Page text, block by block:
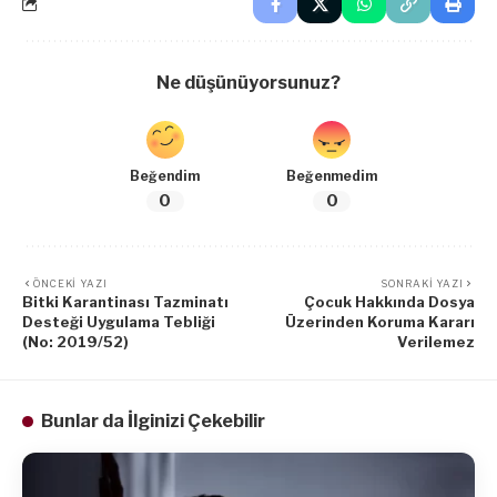
Ne düşünüyorsunuz?
Beğendim
0
Beğenmedim
0
ÖNCEKI YAZI
Bitki Karantinası Tazminatı
Desteği Uygulama Tebliği
(No: 2019/52)
SONRAKI YAZI
Çocuk Hakkında Dosya
Üzerinden Koruma Kararı
Verilemez
Bunlar da İlginizi Çekebilir